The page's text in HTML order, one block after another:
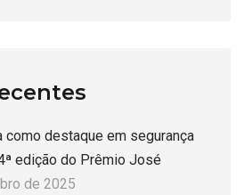
como destaque em segurança
edição do Prêmio José
de 2025